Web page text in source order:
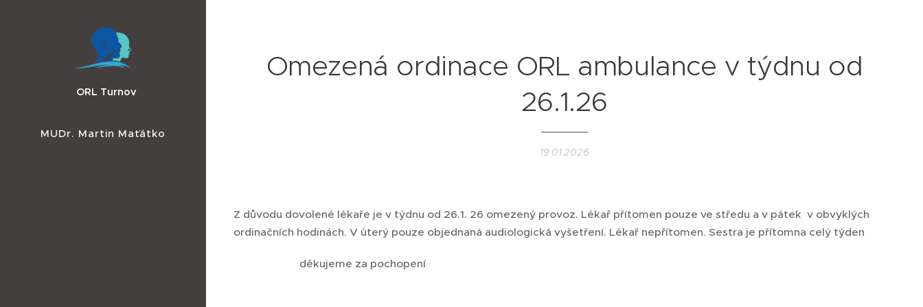
ORL Turnov
MUDr. Martin Maťátko
Omezená ordinace ORL ambulance v týdnu od
26.1.26
19.01.2026
Z důvodu dovolené lékaře je v týdnu od 26.1. 26 omezený provoz. Lékař přítomen pouze ve středu a v pátek v obvyklých
ordinačních hodinách. V úterý pouze objednaná audiologická vyšetření. Lékař nepřítomen. Sestra je přítomna celý týden
děkujeme za pochopení